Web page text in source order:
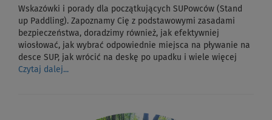
Wskazówki i porady dla początkujących SUPowców (Stand
up Paddling). Zapoznamy Cię z podstawowymi zasadami
bezpieczeństwa, doradzimy również, jak efektywniej
wiosłować, jak wybrać odpowiednie miejsca na pływanie na
desce SUP, jak wrócić na deskę po upadku i wiele więcej
Czytaj dalej...